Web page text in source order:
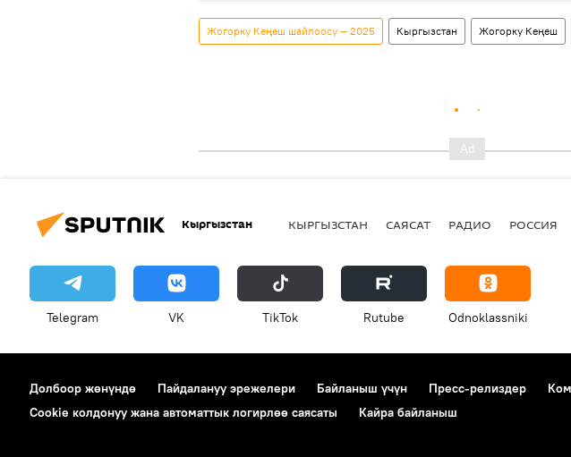
Жогорку Кеңеш шайлоосу — 2025 Кыргызстан Жогорку Кеңеш
Кыргызстан КЫРГЫЗСТАН САЯСАТ РАДИО РОССИЯ
Telegram VK ТikТоk Rutube Odnoklassniki
Долбоор жөнүндө Пайдалануу эрежелери Байланыш үчүн Пресс-релиздер
Cookie колдонуу жана автоматтык логирлөө саясаты
Кайра байланыш